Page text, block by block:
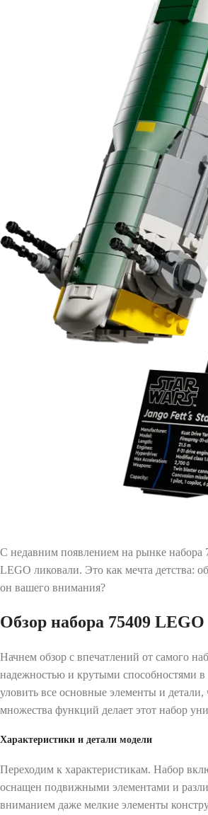
С недавним появлением на рынке набора
LEGO ликовали. Это как мечта детства:
он вашего внимания?
Обзор набора 75409
Начнем обзор с впечатлений от самого
надежностью и крутыми способностями в
уловить все основные элементы и
множества функций делает этот набор
Характеристики и детали модели
Переходим к характеристикам. Набор
оснащен подвижными элементами и
вниманием даже мелкие элементы